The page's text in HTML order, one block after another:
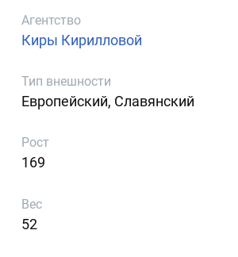
Агентство
Киры Кирилловой
Тип внешности
Европейский, Славянский
Рост
169
Вес
52